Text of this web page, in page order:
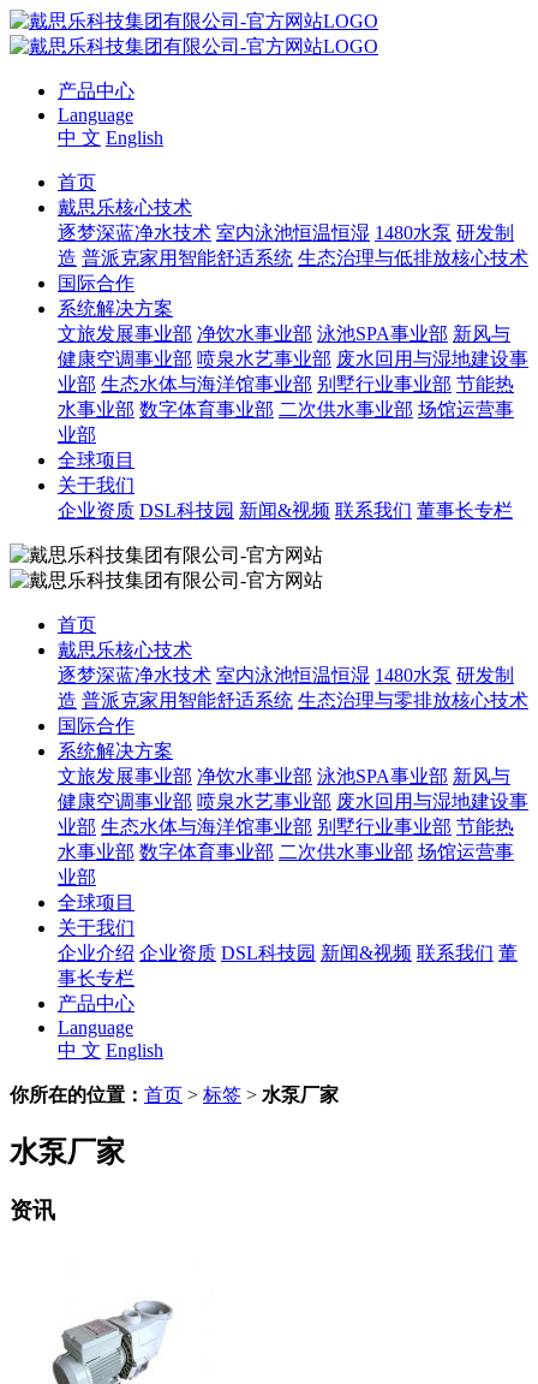
产品中心
Language
中 文 English
首页
戴思乐核心技术
逐梦深蓝净水技术 室内泳池恒温恒湿 1480水泵 研发制
造 普派克家用智能舒适系统 生态治理与低排放核心技术
国际合作
系统解决方案
文旅发展事业部 净饮水事业部 泳池SPA事业部 新风与
健康空调事业部 喷泉水艺事业部 废水回用与湿地建设事
业部 生态水体与海洋馆事业部 别墅行业事业部 节能热
水事业部 数字体育事业部 二次供水事业部 场馆运营事
业部
全球项目
关于我们
企业资质 DSL科技园 新闻&视频 联系我们 董事长专栏
首页
戴思乐核心技术
逐梦深蓝净水技术 室内泳池恒温恒湿 1480水泵 研发制
造 普派克家用智能舒适系统 生态治理与零排放核心技术
国际合作
系统解决方案
文旅发展事业部 净饮水事业部 泳池SPA事业部 新风与
健康空调事业部 喷泉水艺事业部 废水回用与湿地建设事
业部 生态水体与海洋馆事业部 别墅行业事业部 节能热
水事业部 数字体育事业部 二次供水事业部 场馆运营事
业部
全球项目
关于我们
企业介绍 企业资质 DSL科技园 新闻&视频 联系我们 董
事长专栏
产品中心
Language
中 文 English
你所在的位置： 首页 > 标签 > 水泵厂家
水泵厂家
资讯